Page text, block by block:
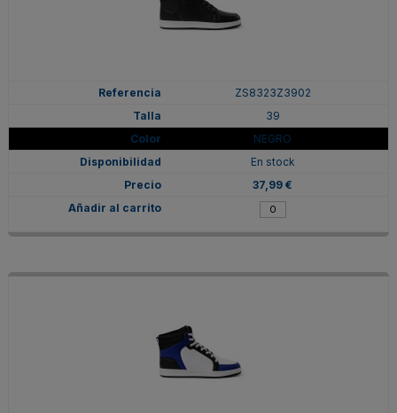
ZS8323Z3902
39
NEGRO
En stock
37,99 €